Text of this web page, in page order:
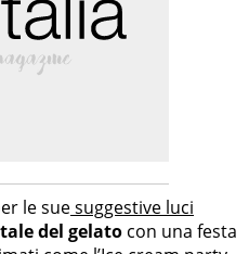
le suesuggestive luci
del gelato con una festa